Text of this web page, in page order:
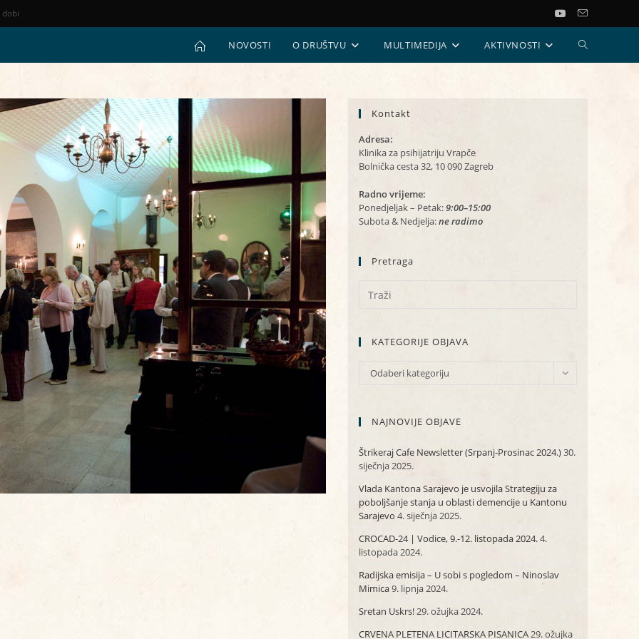
NOVOSTI O DRUŠTVU MULTIMEDIJA AKTIVNOSTI UKLJUČI/
Kontakt
Adresa:
Klinika za psihijatriju Vrapče
Bolnička cesta 32, 10 090 Zagreb
Radno vrijeme:
Ponedjeljak – Petak:9:00–15:00
Subota & Nedjelja:ne radimo
Pretraga
KATEGORIJE OBJAVA
KATEGORIJE
Odaberi kategoriju
NAJNOVIJE OBJAVE
Štrikeraj Cafe Newsletter (Srpanj-Prosinac 2024.)30.
siječnja 2025.
Vlada Kantona Sarajevo je usvojila Strategiju za
poboljšanje stanja u oblasti demencije u Kantonu
Sarajevo 4. siječnja 2025.
CROCAD-24 | Vodice, 9.-12. listopada 2024.4.
listopada 2024.
Radijska emisija – U sobi s pogledom – Ninoslav
Mimica9. lipnja 2024.
Sretan Uskrs!29. ožujka 2024.
CRVENA PLETENA LICITARSKA PISANICA29. ožujka